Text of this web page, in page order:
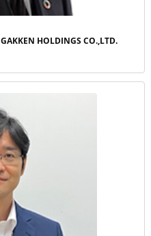
GAKKEN HOLDINGS CO.,LTD.